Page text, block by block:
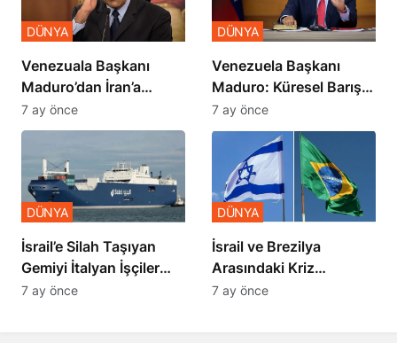
Venezuala Başkanı
Maduro’dan İran’a
Destek
DÜNYA
7 ay önce
Venezuela Başkanı
Maduro: Küresel Barış
Zirvesi Yapılmalı
DÜNYA
7 ay önce
İsrail’e Silah Taşıyan
Gemiyi İtalyan İşçiler
Engelledi
DÜNYA
7 ay önce
​​​​​​​İsrail ve Brezilya
Arasındaki Kriz
Derinleşiyor
DÜNYA
7 ay önce